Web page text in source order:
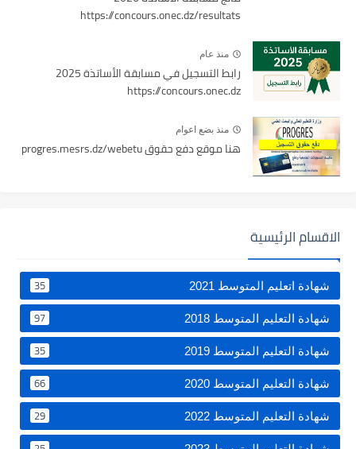
https://concours.onec.dz/resultats
منذ عام
رابط التسجيل في مسابقة الأساتذة 2025
https://concours.onec.dz
منذ بضع اعوام
هنا موقع دفع حقوق progres.mesrs.dz/webetu
الاقسام الرئيسية
شهادة اتعليم المتوسط 2021 35
شهادة التعليم المتوسط 2018 97
شهادة التعليم المتوسط 2019 35
شهادة التعليم المتوسط 2020 66
شهادة التعليم المتوسط 2022 29